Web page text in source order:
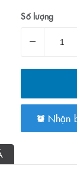
Số lượng
–
Nhận